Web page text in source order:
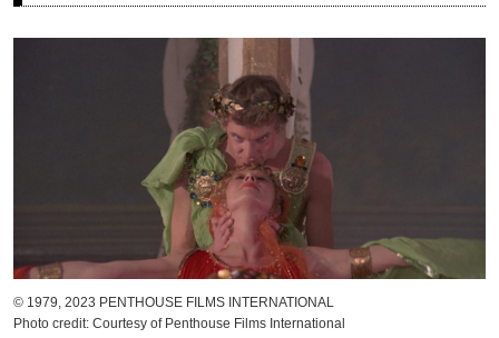
© 1979, 2023 PENTHOUSE FILMS INTERNATIONAL
Photo credit: Courtesy of Penthouse Films International